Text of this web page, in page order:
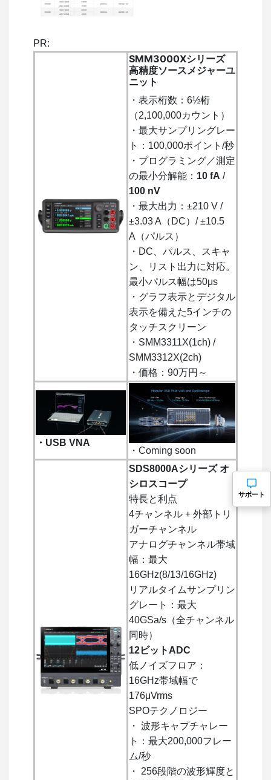
PR:
SMM3000Xシリーズ
高精度ソースメジャーユ
ニット
・表示桁数：6½桁
（2,100,000カウント）
・最大サンプリングレー
ト：100,000ポイント/秒
・プログラミング／測定
の最小分解能： 10 fA /
100 nV
・最大出力：±210 V /
±3.03 A（DC）/ ±10.5
A（パルス）
・DC、パルス、スキャ
ン、リスト出力に対応。
最小パルス幅は50μs
・グラフ表示とデジタル
表示を備えた5インチの
タッチスクリーン
・SMM3311X(1ch) /
SMM3312X(2ch)
・価格：90万円～
・USB VNA
・Coming soon
SDS8000Aシリーズ オ
シロスコープ
特長と利点
4チャンネル + 外部トリ
ガーチャンネル
アナログチャンネル帯域
幅：最大
16GHz(8/13/16GHz)
リアルタイムサンプリン
グレート：最大
40GSa/s（全チャンネル
同時）
12ビットADC
低ノイズフロア：
16GHz帯域幅で
176μVrms
SPOテクノロジー
・ 波形キャプチャレー
ト：最大200,000フレー
ム/秒
・ 256段階の波形輝度と
サポート